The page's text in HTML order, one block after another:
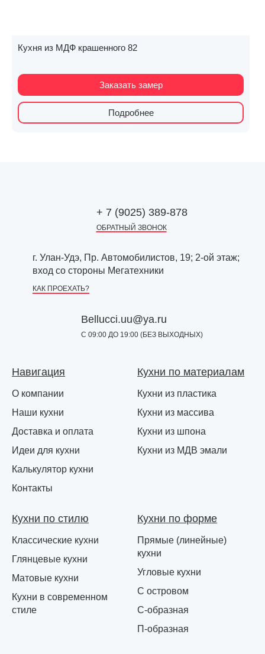
Кухня из МДФ крашенного 82
Заказать замер
Подробнее
+ 7 (9025) 389-878
ОБРАТНЫЙ ЗВОНОК
г. Улан-Удэ, Пр. Автомобилистов, 19; 2-ой этаж;
вход со стороны Мегатехники
КАК ПРОЕХАТЬ?
Bellucci.uu@ya.ru
С 09:00 ДО 19:00 (БЕЗ ВЫХОДНЫХ)
Навигация
О компании
Наши кухни
Доставка и оплата
Идеи для кухни
Калькулятор кухни
Контакты
Кухни по материалам
Кухни из пластика
Кухни из массива
Кухни из шпона
Кухни из МДВ эмали
Кухни по стилю
Классические кухни
Глянцевые кухни
Матовые кухни
Кухни в современном
стиле
Кухни по форме
Прямые (линейные)
кухни
Угловые кухни
С островом
С-образная
П-образная